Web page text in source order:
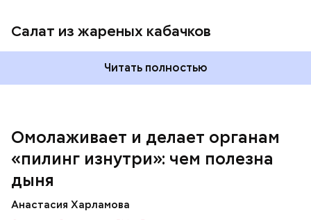
Салат из жареных кабачков
Читать полностью
Омолаживает и делает органам
«пилинг изнутри»: чем полезна
дыня
Анастасия Харламова
кремний — укрепляет кости, зубы, волосы и
ногти и оказывает омолаживающее действие;
клетчатка — достаточно нежная и забирает
излишки холестерина, сахара и соли тяжелых
фолиевая кислота (в большом количестве) —
она необходима беременным женщинам,
чтобы формировалась нервная трубка у
— В момент стресса он держит сосуды под